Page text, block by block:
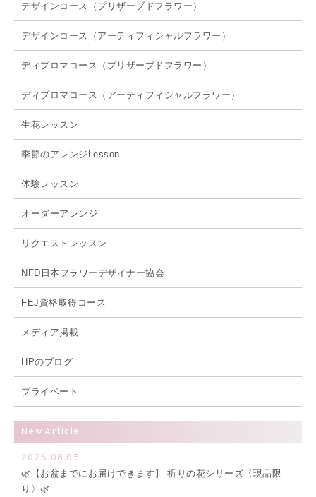
デザインコース（プリザーブドフラワー）
デザインコース（アーティフィシャルフラワー）
ディプロマコース（プリザーブドフラワー）
ディプロマコース（アーティフィシャルフラワー）
生花レッスン
季節のアレンジLesson
体験レッスン
オーダーアレンジ
リクエストレッスン
NFD日本フラワーデザイナー協会
FEJ資格取得コース
メディア掲載
HPのブログ
プライベート
New Article
2026.08.05
🌿【お盆までにお届けできます】 祈りの花シリーズ〈現品限
り〉🌿